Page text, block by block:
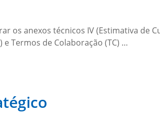
os anexos técnicos IV (Estimativa de
e Termos de Colaboração (TC) …